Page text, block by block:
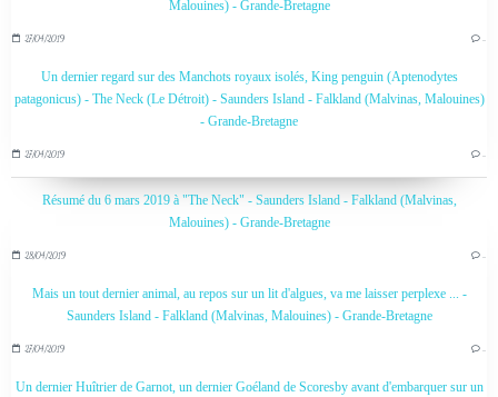
Malouines) - Grande-Bretagne
27/04/2019 …
Un dernier regard sur des Manchots royaux isolés, King penguin (Aptenodytes
patagonicus) - The Neck (Le Détroit) - Saunders Island - Falkland (Malvinas, Malouines)
- Grande-Bretagne
27/04/2019 …
Résumé du 6 mars 2019 à "The Neck" - Saunders Island - Falkland (Malvinas,
Malouines) - Grande-Bretagne
28/04/2019 …
Mais un tout dernier animal, au repos sur un lit d'algues, va me laisser perplexe ... -
Saunders Island - Falkland (Malvinas, Malouines) - Grande-Bretagne
27/04/2019 …
Un dernier Huîtrier de Garnot, un dernier Goéland de Scoresby avant d'embarquer sur un